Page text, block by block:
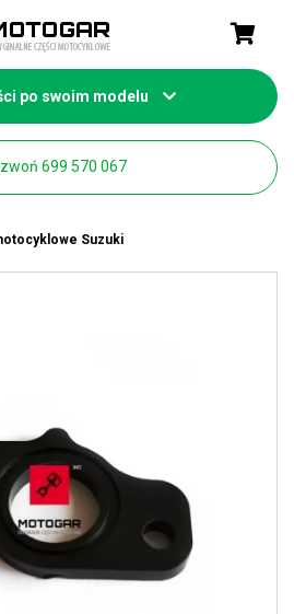
po swoim modelu
699 570 067
Suzuki